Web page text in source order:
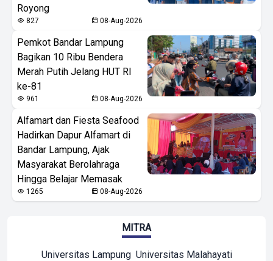
Royong
827 08-Aug-2026
Pemkot Bandar Lampung
Bagikan 10 Ribu Bendera
Merah Putih Jelang HUT RI
ke-81
961 08-Aug-2026
Alfamart dan Fiesta Seafood
Hadirkan Dapur Alfamart di
Bandar Lampung, Ajak
Masyarakat Berolahraga
Hingga Belajar Memasak
1265 08-Aug-2026
MITRA
Universitas Lampung Universitas Malahayati